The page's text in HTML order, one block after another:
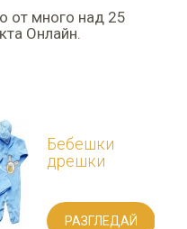
от много над 25
Онлайн.
Бебешки
дрешки
РАЗГЛЕДАЙ